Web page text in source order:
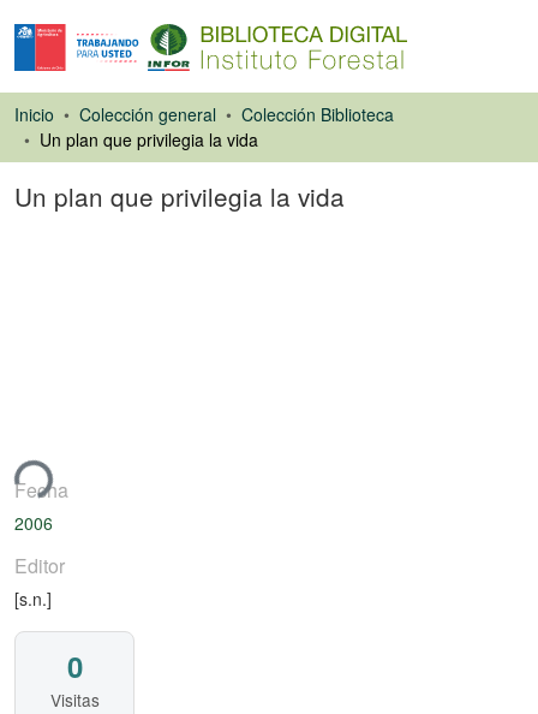
Inicio Colección general
Colección Biblioteca
Un plan que privilegia la vida
Un plan que privilegia la vida
Fecha
2006
Editor
[s.n.]
0
Visitas